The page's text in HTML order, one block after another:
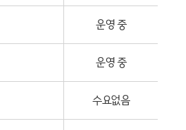
운영 중
운영 중
수요없음